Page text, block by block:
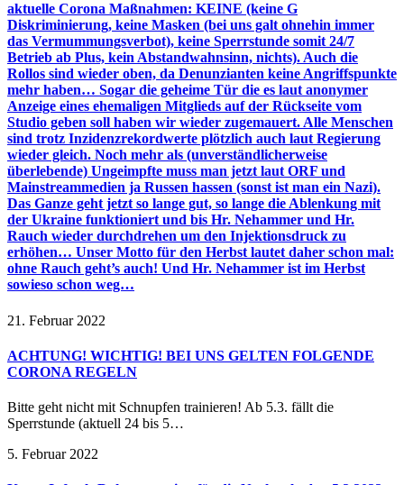
aktuelle Corona Maßnahmen: KEINE (keine G
Diskriminierung, keine Masken (bei uns galt ohnehin immer
das Vermummungsverbot), keine Sperrstunde somit 24/7
Betrieb ab Plus, kein Abstandwahnsinn, nichts). Auch die
Rollos sind wieder oben, da Denunzianten keine Angriffspunkte
mehr haben… Sogar die geheime Tür die es laut anonymer
Anzeige eines ehemaligen Mitglieds auf der Rückseite vom
Studio geben soll haben wir wieder zugemauert. Alle Menschen
sind trotz Inzidenzrekordwerte plötzlich auch laut Regierung
wieder gleich. Noch mehr als (unverständlicherweise
überlebende) Ungeimpfte muss man jetzt laut ORF und
Mainstreammedien ja Russen hassen (sonst ist man ein Nazi).
Das Ganze geht jetzt so lange gut, so lange die Ablenkung mit
der Ukraine funktioniert und bis Hr. Nehammer und Hr.
Rauch wieder durchdrehen um den Injektionsdruck zu
erhöhen… Unser Motto für den Herbst lautet daher schon mal:
ohne Rauch geht’s auch! Und Hr. Nehammer ist im Herbst
sowieso schon weg…
21. Februar 2022
ACHTUNG! WICHTIG! BEI UNS GELTEN FOLGENDE
CORONA REGELN
Bitte geht nicht mit Schnupfen trainieren! Ab 5.3. fällt die
Sperrstunde (aktuell 24 bis 5…
5. Februar 2022